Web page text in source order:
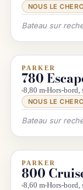
NOUS LE
Bateau sur
INFO &
PARKER
780
8,80 m Hors-bord,
NOUS LE
Bateau sur
INFO &
PARKER
800
8,60 m Hors-bord,